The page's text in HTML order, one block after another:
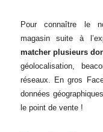
Pour connaître le
magasin suite à
matcher plusieurs
géolocalisation,
réseaux. En gros
données
le point de vente !